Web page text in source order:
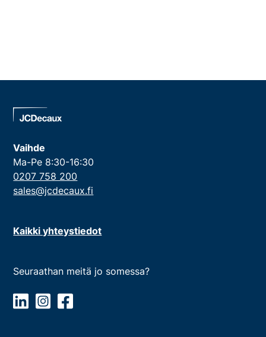
Vaihde
Ma-Pe 8:30-16:30
0207 758 200
sales@jcdecaux.fi
Kaikki yhteystiedot
Seuraathan meitä jo somessa?